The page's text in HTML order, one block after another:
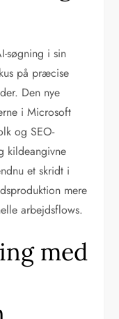
søgning i sin
på præcise
Den nye
i Microsoft
og SEO-
kildeangivne
et skridt i
mere
arbejdsflows.
med